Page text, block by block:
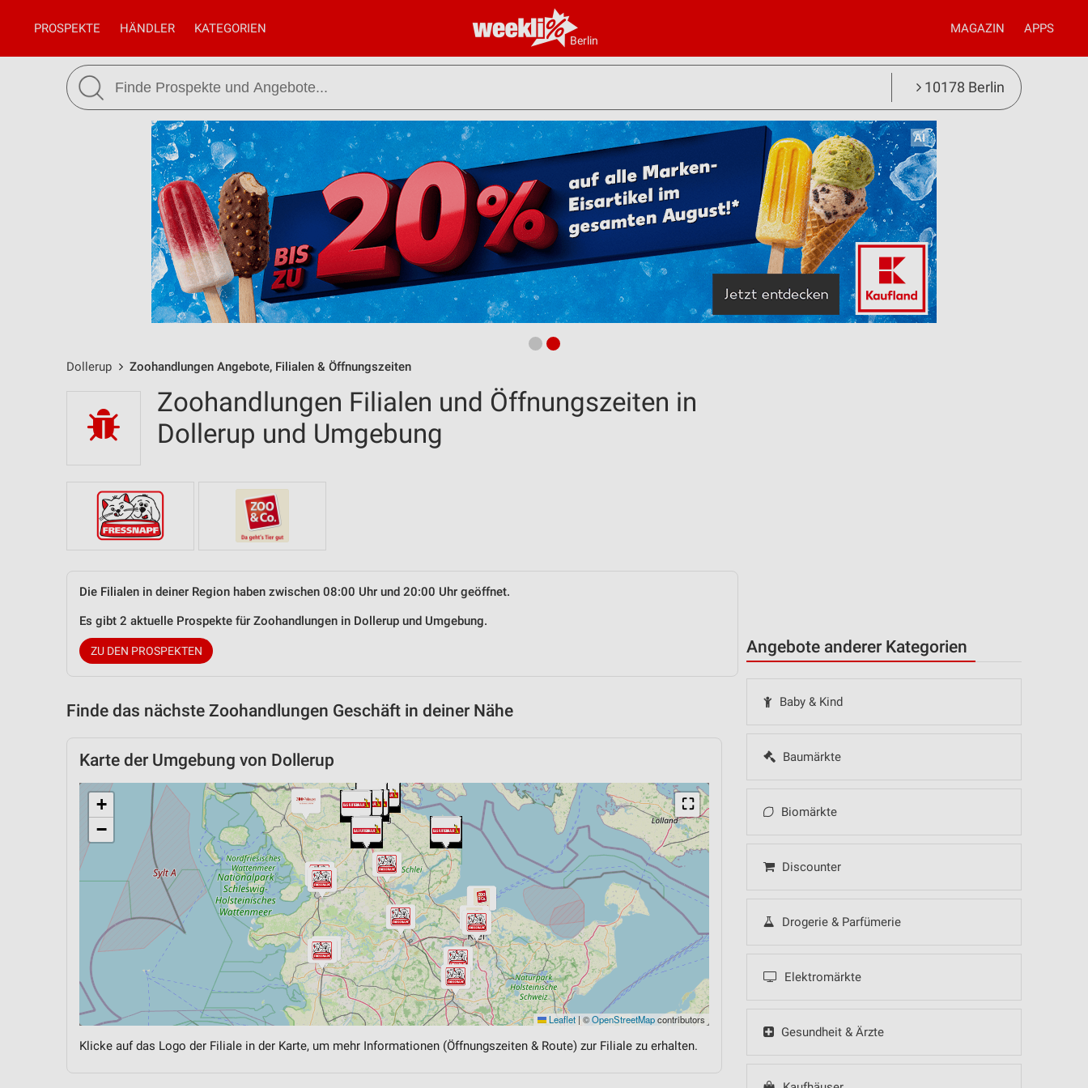
Berlin
PROSPEKTE HÄNDLER KATEGORIEN MAGAZIN APPS
10178 Berlin
Dollerup Zoohandlungen Angebote, Filialen & Öffnungszeiten
Angebote anderer Kategorien
Baby & Kind
Baumärkte
Biomärkte
Discounter
Drogerie & Parfümerie
Elektromärkte
Gesundheit & Ärzte
Zoohandlungen Filialen und Öffnungszeiten in
Dollerup und Umgebung
Die Filialen in deiner Region haben zwischen 08:00 Uhr und 20:00 Uhr geöffnet.
Es gibt 2 aktuelle Prospekte für Zoohandlungen in Dollerup und Umgebung.
ZU DEN PROSPEKTEN
Finde das nächste Zoohandlungen Geschäft in deiner Nähe
Karte der Umgebung von Dollerup
⛶
+
−
Leaflet | ©OpenStreetMapcontributors
Klicke auf das Logo der Filiale in der Karte, um mehr Informationen (Öffnungszeiten & Route) zur Filiale zu erhalten.